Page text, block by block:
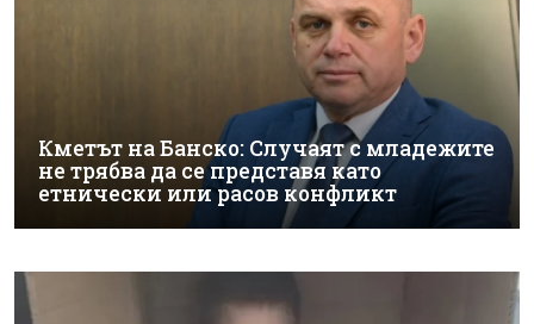
Кметът на Банско: Случаят с младежите
не трябва да се представя като
етнически или расов конфликт